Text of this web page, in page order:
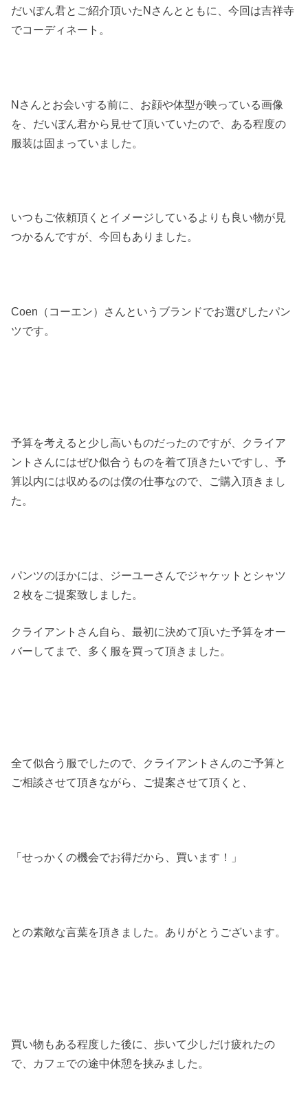
だいぽん君とご紹介頂いたNさんとともに、今回は吉祥寺
でコーディネート。
Nさんとお会いする前に、お顔や体型が映っている画像
を、だいぽん君から見せて頂いていたので、ある程度の
服装は固まっていました。
いつもご依頼頂くとイメージしているよりも良い物が見
つかるんですが、今回もありました。
Coen（コーエン）さんというブランドでお選びしたパン
ツです。
予算を考えると少し高いものだったのですが、クライア
ントさんにはぜひ似合うものを着て頂きたいですし、予
算以内には収めるのは僕の仕事なので、ご購入頂きまし
た。
パンツのほかには、ジーユーさんでジャケットとシャツ
２枚をご提案致しました。
クライアントさん自ら、最初に決めて頂いた予算をオー
バーしてまで、多く服を買って頂きました。
全て似合う服でしたので、クライアントさんのご予算と
ご相談させて頂きながら、ご提案させて頂くと、
「せっかくの機会でお得だから、買います！」
との素敵な言葉を頂きました。ありがとうございます。
買い物もある程度した後に、歩いて少しだけ疲れたの
で、カフェでの途中休憩を挟みました。